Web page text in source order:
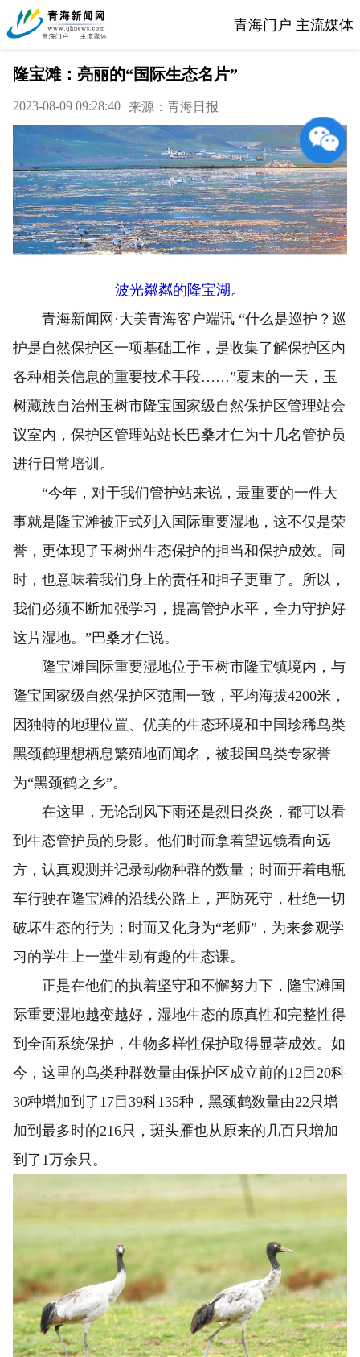
青海门户 主流媒体
隆宝滩：亮丽的“国际生态名片”
2023-08-09 09:28:40 来源：青海日报
波光粼粼的隆宝湖。
青海新闻网·大美青海客户端讯 “什么是巡护？巡
护是自然保护区一项基础工作，是收集了解保护区内
各种相关信息的重要技术手段……”夏末的一天，玉
树藏族自治州玉树市隆宝国家级自然保护区管理站会
议室内，保护区管理站站长巴桑才仁为十几名管护员
进行日常培训。
“今年，对于我们管护站来说，最重要的一件大
事就是隆宝滩被正式列入国际重要湿地，这不仅是荣
誉，更体现了玉树州生态保护的担当和保护成效。同
时，也意味着我们身上的责任和担子更重了。所以，
我们必须不断加强学习，提高管护水平，全力守护好
这片湿地。”巴桑才仁说。
隆宝滩国际重要湿地位于玉树市隆宝镇境内，与
隆宝国家级自然保护区范围一致，平均海拔4200米，
因独特的地理位置、优美的生态环境和中国珍稀鸟类
黑颈鹤理想栖息繁殖地而闻名，被我国鸟类专家誉
为“黑颈鹤之乡”。
在这里，无论刮风下雨还是烈日炎炎，都可以看
到生态管护员的身影。他们时而拿着望远镜看向远
方，认真观测并记录动物种群的数量；时而开着电瓶
车行驶在隆宝滩的沿线公路上，严防死守，杜绝一切
破坏生态的行为；时而又化身为“老师”，为来参观学
习的学生上一堂生动有趣的生态课。
正是在他们的执着坚守和不懈努力下，隆宝滩国
际重要湿地越变越好，湿地生态的原真性和完整性得
到全面系统保护，生物多样性保护取得显著成效。如
今，这里的鸟类种群数量由保护区成立前的12目20科
30种增加到了17目39科135种，黑颈鹤数量由22只增
加到最多时的216只，斑头雁也从原来的几百只增加
到了1万余只。